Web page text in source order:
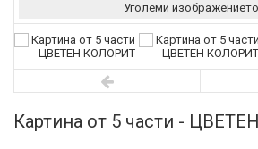
Уголеми изображението
Картина от 5 части -